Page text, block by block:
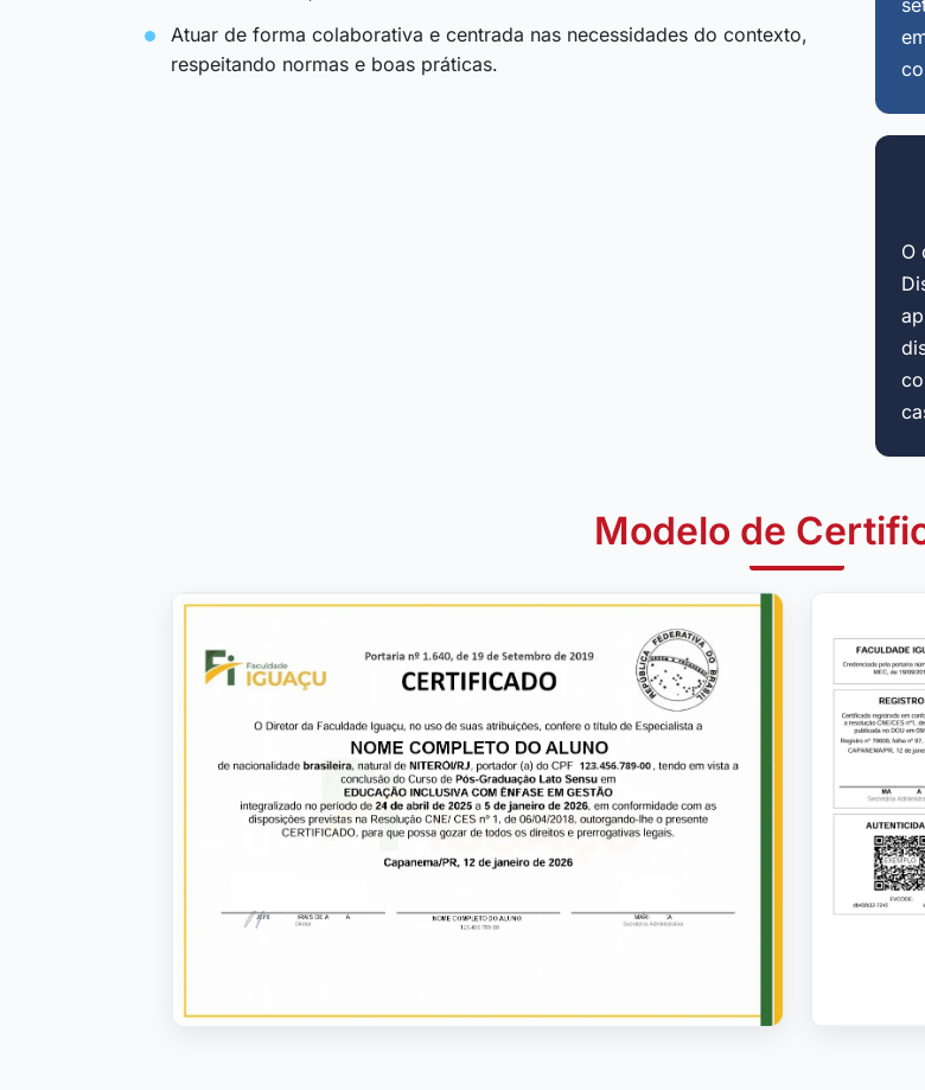
Atuar de forma colaborativa e centrada nas necessidades do contexto,
respeitando normas e boas práticas.
O
Modelo de